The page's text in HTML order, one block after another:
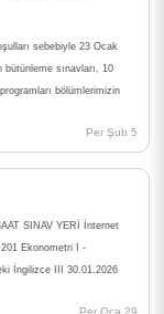
sebebiyle 23 Ocak
sınavları, 10
bölümlerimizin
Per Şub 5
SINAV YERİ İnternet
Ekonometri I -
İngilizce III 30.01.2026